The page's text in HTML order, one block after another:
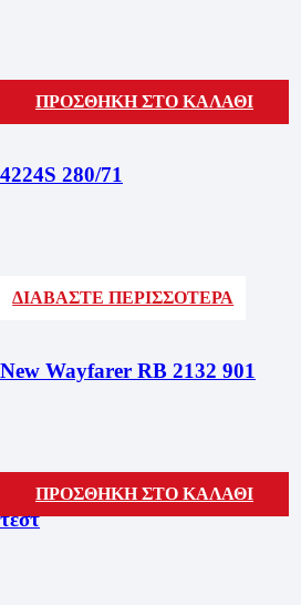
ΠΡΟΣΘΗΚΗ ΣΤΟ ΚΑΛΑΘΙ
4224S 280/71
ΔΙΑΒΑΣΤΕ ΠΕΡΙΣΣΟΤΕΡΑ
New Wayfarer RB 2132 901
ΠΡΟΣΘΗΚΗ ΣΤΟ ΚΑΛΑΘΙ
τεστ